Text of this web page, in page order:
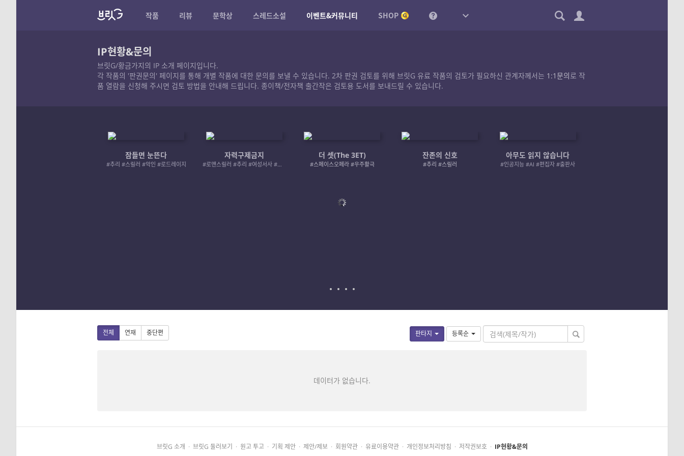
작품 리뷰 문학상 스레드소설 이벤트&커뮤니티 SHOP
IP현황&문의
브릿G/황금가지의 IP 소개 페이지입니다.
각 작품의 '판권문의' 페이지를 통해 개별 작품에 대한 문의를 보낼 수 있습니다. 2차 판권 검토를 위해 브릿G 유료 작품의 검토가 필요하신 관계자께서는 1:1문의로 작
품 열람을 신청해 주시면 검토 방법을 안내해 드립니다. 종이책/전자책 출간작은 검토용 도서를 보내드릴 수 있습니다.
잠들면 눈뜬다
#추리 #스릴러 #악인 #로드레이지
자력구제금지
#로맨스릴러 #추리 #여성서사 #사적제재
더 셋(The 3ET)
#스페이스오페라 #우주활극
잔존의 신호
#추리 #스릴러
아무도 읽지 않습니다
#인공지능 #AI #편집자 #출판사
판타지 등록순
전체 연재 중단편
데이터가 없습니다.
브릿G 소개 · 브릿G 둘러보기 · 원고 투고 · 기획 제안 · 제안/제보 · 회원약관 · 유료이용약관 · 개인정보처리방침 · 저작권보호 · IP현황&문의